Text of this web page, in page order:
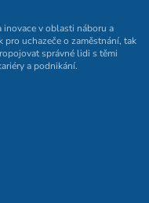
inovace v oblasti náboru a
uchazeče o zaměstnání, tak
správné lidi s těmi
a podnikání.